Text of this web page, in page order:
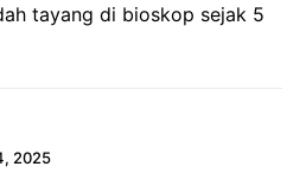
tayang di bioskop sejak 5
2025